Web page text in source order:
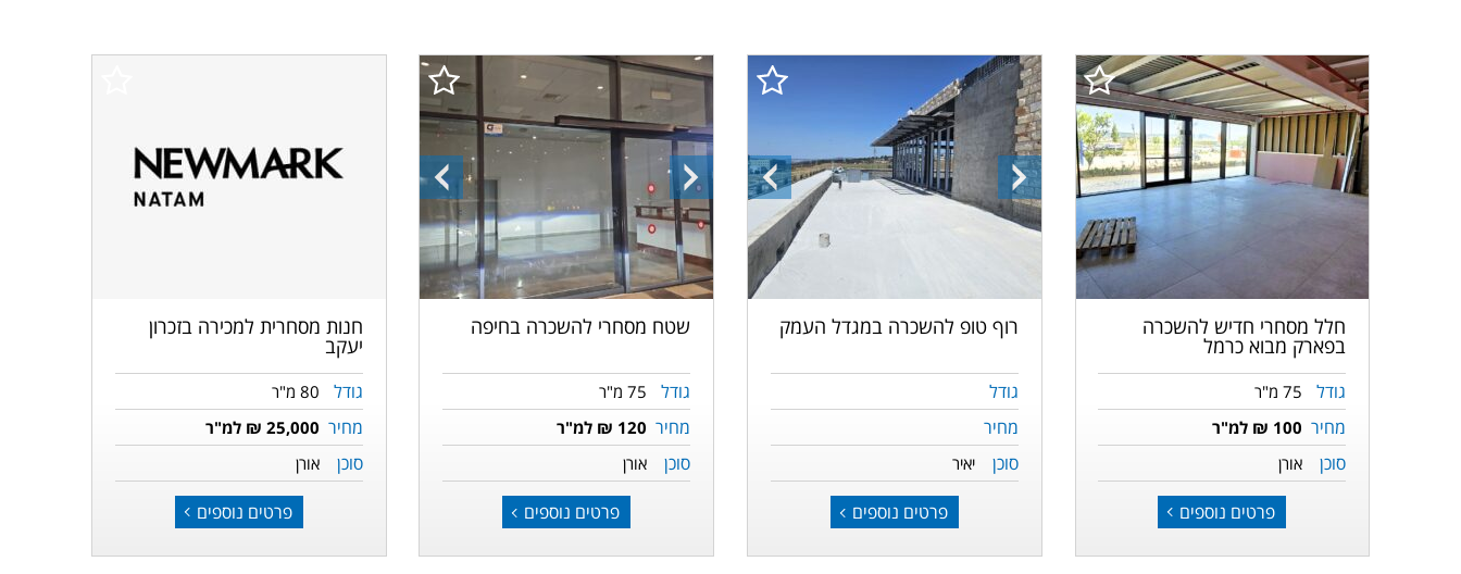
חלל מסחרי חדיש להשכרה
בפארק מבוא כרמל
גודל 75 מ"ר
מחיר 100 ₪ למ"ר
סוכן אורן
פרטים נוספים
התמונה
הקודמת
התמונה
הבאה
רוף טופ להשכרה במגדל העמק
גודל
מחיר
סוכן
יאיר
פרטים נוספים
התמונה
הקודמת
התמונה
הבאה
שטח מסחרי להשכרה בחיפה
גודל 75 מ"ר
מחיר 120 ₪ למ"ר
סוכן אורן
פרטים נוספים
חנות מסחרית למכירה בזכרון
יעקב
גודל 80 מ"ר
מחיר 25,000 ₪ למ"ר
סוכן אורן
פרטים נוספים